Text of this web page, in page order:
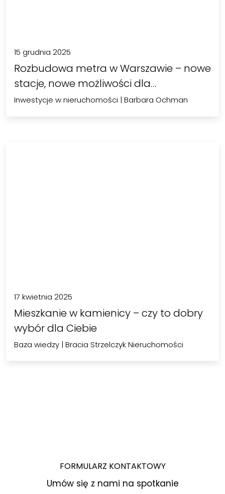
15 grudnia 2025
Rozbudowa metra w Warszawie – nowe
stacje, nowe możliwości dla…
Inwestycje w nieruchomości | Barbara Ochman
17 kwietnia 2025
Mieszkanie w kamienicy – czy to dobry
wybór dla Ciebie
Baza wiedzy| Bracia Strzelczyk Nieruchomości
FORMULARZ KONTAKTOWY
Umów się z nami na spotkanie